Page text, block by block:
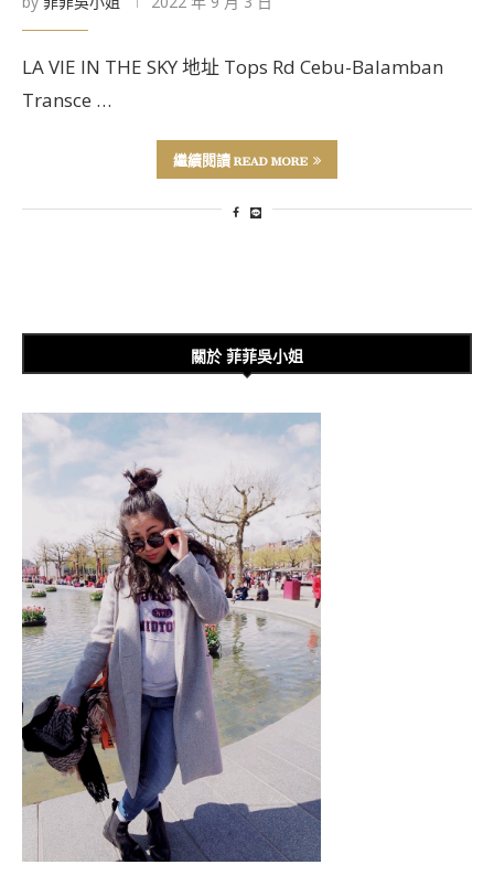
LA VIE IN THE SKY 地址 Tops Rd Cebu-Balamban
Transce …
繼續閱讀 READ MORE
關於 菲菲吳小姐